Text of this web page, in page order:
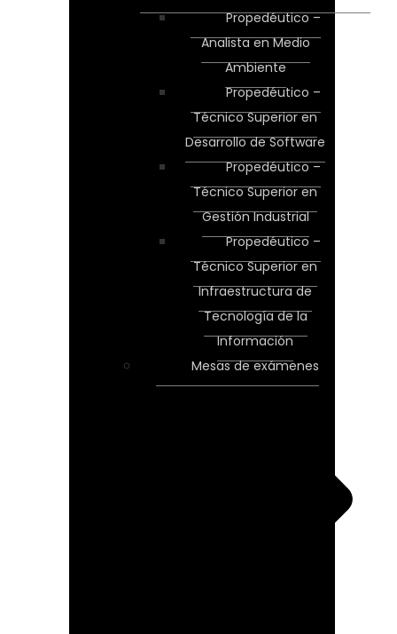
Propedéutico –
Analista en Medio
Ambiente
Propedéutico –
Técnico Superior en
Desarrollo de Software
Propedéutico –
Técnico Superior en
Gestión Industrial
Propedéutico –
Técnico Superior en
Infraestructura de
Tecnología de la
Información
Mesas de exámenes